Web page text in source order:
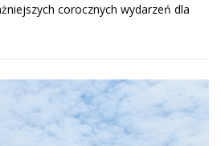
corocznych wydarzeń dla